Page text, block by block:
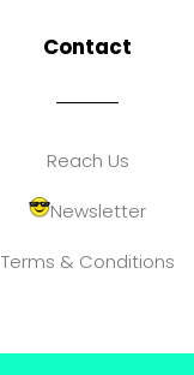
Contact
Reach Us
Newsletter
Terms & Conditions